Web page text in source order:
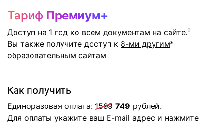
Тариф Премиум+
Доступ на 1 год ко всем документам на сайте.◊
Вы также получите доступ к 8-ми другим*
образовательным сайтам
Как получить
Единоразовая оплата: 1599 749 рублей.
Для оплаты укажите ваш E-mail адрес и нажмите